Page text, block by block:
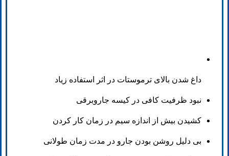
داغ شدن بالای ترموستات در اثر استفاده زیاد
نبود ظرفیت کافی در کیسه جاروبرقی
کشیدن بیش از اندازه سیم در زمان کار کردن
بی دلیل روشن بودن جارو در مدت زمان طولانی